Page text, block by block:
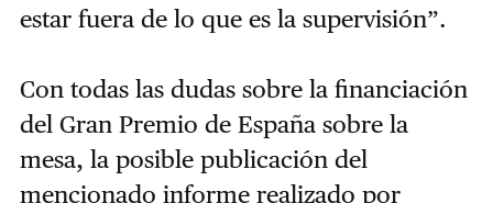
estar fuera de lo que es la supervisión”.
Con todas las dudas sobre la financiación
del Gran Premio de España sobre la
mesa, la posible publicación del
mencionado informe realizado por